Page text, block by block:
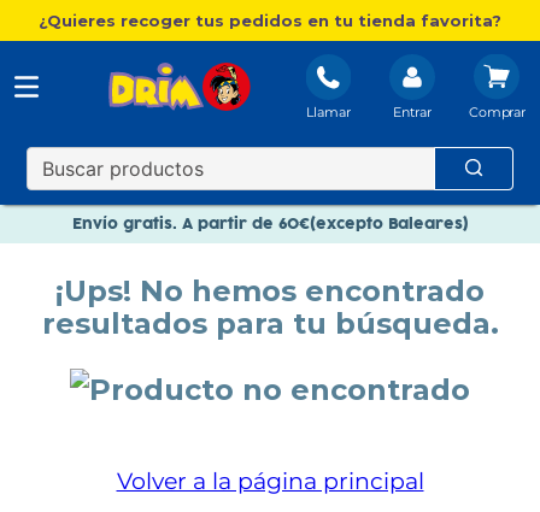
¿Quieres recoger tus pedidos en tu tienda favorita?
Llamar Entrar
Envío gratis. A partir de 60€(excepto Baleares)
Nuevo catálogo Aire Libre
Paga en 3 plazos sin intereses
¡Ups! No hemos encontrado
resultados para tu búsqueda.
Volver a la página principal